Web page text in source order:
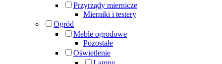
Przyrządy miernicze
Mierniki i testery
Ogród
Meble ogrodowe
Pozostałe
Oświetlenie